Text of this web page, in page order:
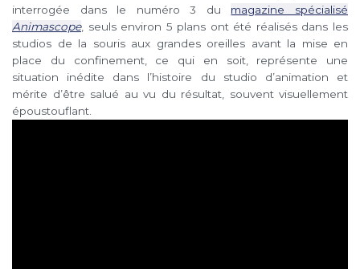
interrogée dans le numéro 3 du magazine spécialisé
Animascope, seuls environ 5 plans ont été réalisés dans les
studios de la souris aux grandes oreilles avant la mise en
place du confinement, ce qui en soit, représente une
situation inédite dans l’histoire du studio d’animation et
mérite d’être salué au vu du résultat, souvent visuellement
époustouflant.